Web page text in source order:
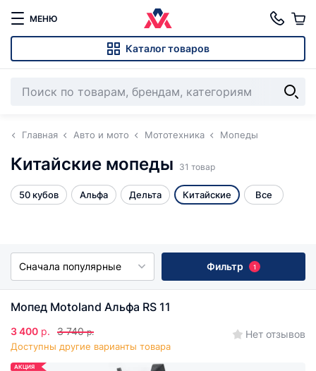
МЕНЮ
Каталог товаров
Главная Авто и мото Мототехника Мопеды
Китайские мопеды 31 товар
50 кубов Альфа Дельта Китайские Все
Сначала популярные Фильтр 1
Мопед Motoland Альфа RS 11
3 400 р. 3 740 р.
Доступны другие варианты товара
Нет отзывов
АКЦИЯ